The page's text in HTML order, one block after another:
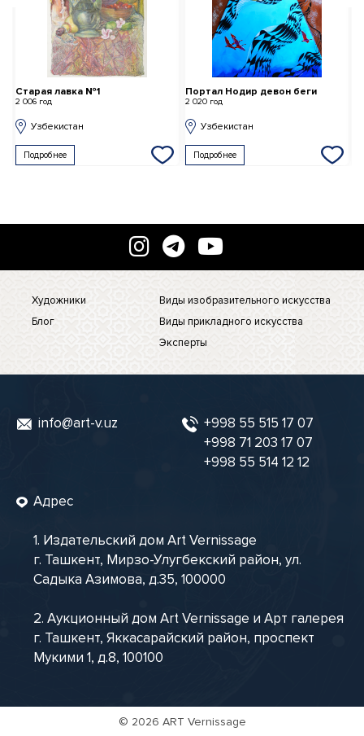
Старая лавка №1
2 006 год
Узбекистан
Подробнее
Портал Нодир девон беги
2 020 год
Узбекистан
Подробнее
Художники
Блог
Виды изобразительного искусства
Виды прикладного искусства
Эксперты
info@art-v.uz
+998 55 515 17 07
+998 71 203 17 07
+998 55 514 12 12
Адрес
1. Издательский дом Art Vernissage
г. Ташкент, Мирзо-Улугбекский район, ул.
Садыка Азимова, д.35, 100000
2. Аукционный дом Art Vernissage и Арт галерея
г. Ташкент, Яккасарайский район, проспект
Мукими 1, д.8, 100100
© 2026 ART Vernissage